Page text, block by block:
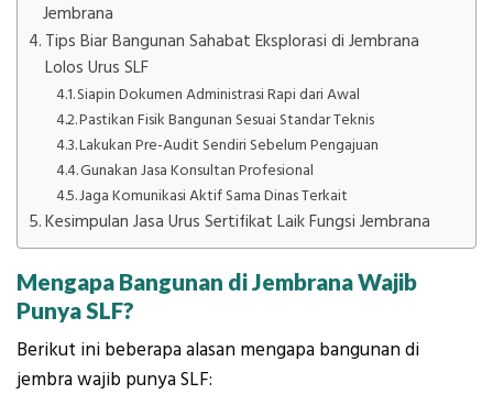
Jembrana
Tips Biar Bangunan Sahabat Eksplorasi di Jembrana
Lolos Urus SLF
Siapin Dokumen Administrasi Rapi dari Awal
Pastikan Fisik Bangunan Sesuai Standar Teknis
Lakukan Pre-Audit Sendiri Sebelum Pengajuan
Gunakan Jasa Konsultan Profesional
Jaga Komunikasi Aktif Sama Dinas Terkait
Kesimpulan Jasa Urus Sertifikat Laik Fungsi Jembrana
Mengapa Bangunan di JembranaWajib
Punya SLF?
Berikut ini beberapa alasan mengapa bangunan di
jembra wajib punya SLF: